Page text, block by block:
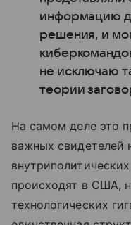
информацию
решения, и
не исключаю
теории
На самом деле это
важных свидетелей
происходят в США,
технологических